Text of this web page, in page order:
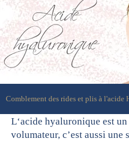
Comblement des rides et plis à l'acide
L‘acide hyaluronique est
volumateur, c’est aussi une